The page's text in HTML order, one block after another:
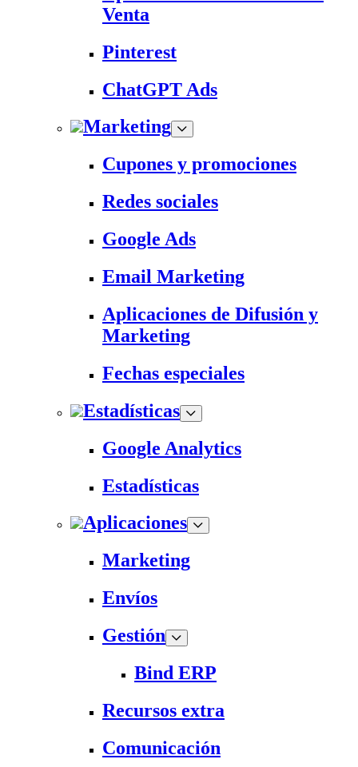
Venta
Pinterest
ChatGPT Ads
Marketing
Cupones y promociones
Redes sociales
Google Ads
Email Marketing
Aplicaciones de Difusión y
Marketing
Fechas especiales
Estadísticas
Google Analytics
Estadísticas
Aplicaciones
Marketing
Envíos
Gestión
Bind ERP
Recursos extra
Comunicación